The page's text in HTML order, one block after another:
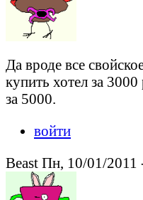
Да вроде все
купить хотел за
за 5000.
войти
Beast Пн, 10/01/2011